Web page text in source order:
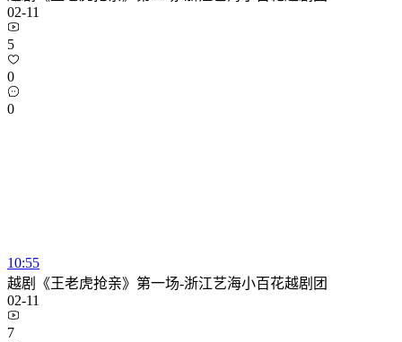
02-11
5
0
0
10:55
越剧《王老虎抢亲》第一场-浙江艺海小百花越剧团
02-11
7